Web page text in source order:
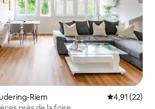
Riem Note
4,91 (22)